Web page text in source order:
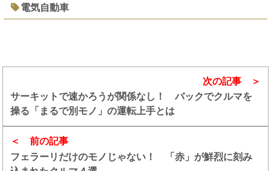
電気自動車
前の記事
フェラーリだけのモノじゃない！ 「赤」が鮮烈に刻み
次の記事
サーキットで速かろうが関係なし！ バックでクルマを
操る「まるで別モノ」の運転上手とは